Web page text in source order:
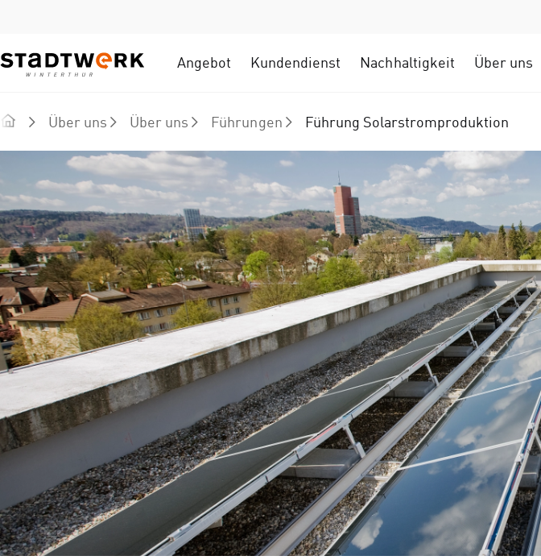
Angebot Kundendienst Nachhaltigkeit Über uns
Über uns Über uns Führungen Führung Solarstromproduktion